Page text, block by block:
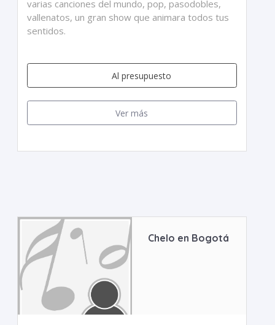
varias canciones del mundo, pop, pasodobles,
vallenatos, un gran show que animara todos tus
sentidos.
Al presupuesto
Ver más
Chelo en Bogotá